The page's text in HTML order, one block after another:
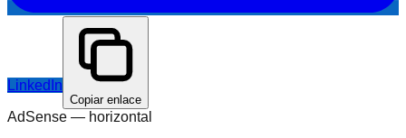
LinkedIn
Copiar enlace
AdSense — horizontal